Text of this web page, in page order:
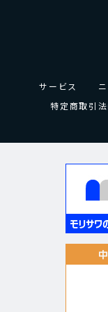
サービス
特定商取引